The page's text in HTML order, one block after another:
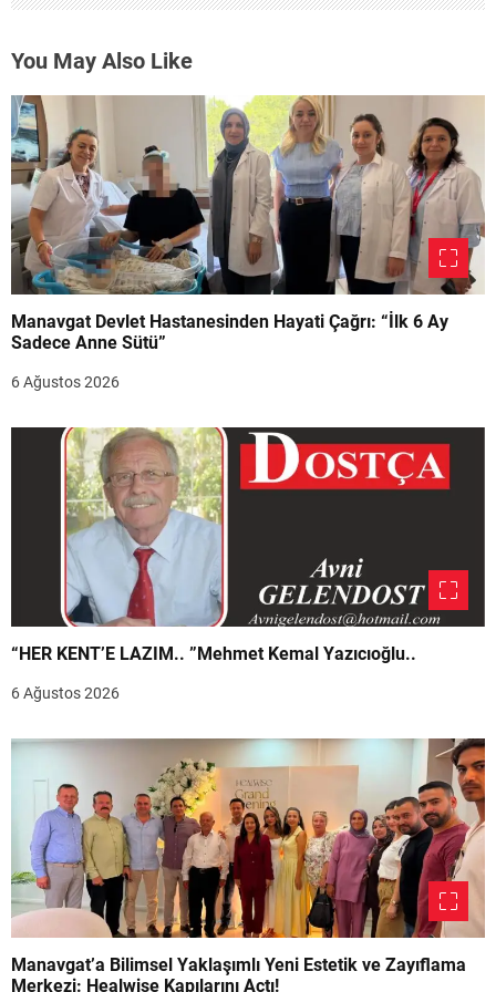
You May Also Like
Manavgat Devlet Hastanesinden Hayati Çağrı: “İlk 6 Ay
Sadece Anne Sütü”
6 Ağustos 2026
“HER KENT’E LAZIM.. ”Mehmet Kemal Yazıcıoğlu..
6 Ağustos 2026
Manavgat’a Bilimsel Yaklaşımlı Yeni Estetik ve Zayıflama
Merkezi: Healwise Kapılarını Açtı!